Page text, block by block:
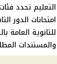
التعليم تحدد
للثانوية العامة
والمستندات